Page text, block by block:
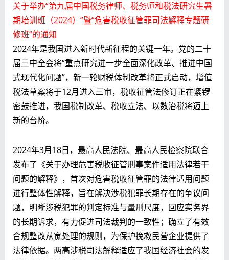
关于举办“第九届中国税务律师、税务师和税法研究生暑
期培训班（2024）”暨“危害税收征管罪司法解释专题研
修班”的通知
2024年是我国进入新时代新征程的关键一年。党的二十
届三中全会将“重点研究进一步全面深化改革、推进中国
式现代化问题”，新一轮财税体制改革将正式启动，增值
税法草案将于12月进入三审，税收征管法修订正在紧锣
密鼓推进，我国税制改革、税收立法、以数治税将迈上
新的台阶。
2024年3月18日，最高人民法院、最高人民检察院联合
发布了《关于办理危害税收征管刑事案件适用法律若干
问题的解释》，首次对危害税收征管罪的法律适用问题
进行整体性解释，旨在解决涉税犯罪长期存在的争议问
题，明晰涉税犯罪的判定标准与量刑尺度，回应实务界
的长期诉求，有力促进司法裁判的一致性；确立了有效
合规整改从宽处理的规则，为保护挽救民营企业提供了
法律依据。两高涉税司法解释适应了我国经济社会的发